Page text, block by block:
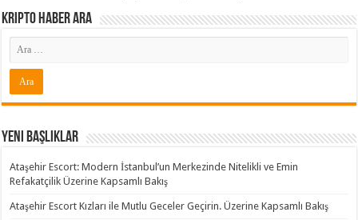
Kripto Haber ARA
Yeni Başlıklar
Ataşehir Escort: Modern İstanbul’un Merkezinde Nitelikli ve Emin
Refakatçilik Üzerine Kapsamlı Bakış
Ataşehir Escort Kızları ile Mutlu Geceler Geçirin. Üzerine Kapsamlı Bakış